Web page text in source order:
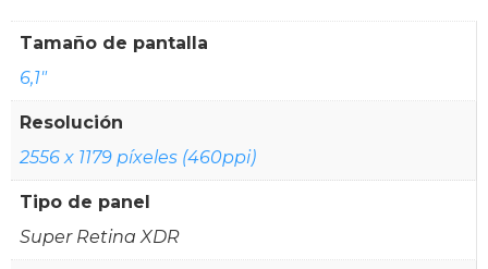
Tamaño de pantalla
6,1"
Resolución
2556 x 1179 píxeles (460ppi)
Tipo de panel
Super Retina XDR